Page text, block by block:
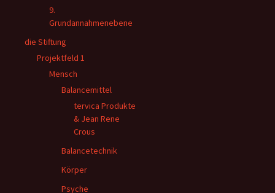
9.
Grundannahmenebene
die Stiftung
Projektfeld 1
Mensch
Balancemittel
tervica Produkte
& Jean Rene
Crous
Balancetechnik
Körper
Psyche